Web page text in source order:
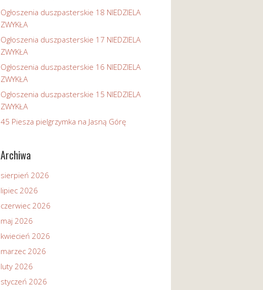
Ogłoszenia duszpasterskie 18 NIEDZIELA
ZWYKŁA
Ogłoszenia duszpasterskie 17 NIEDZIELA
ZWYKŁA
Ogłoszenia duszpasterskie 16 NIEDZIELA
ZWYKŁA
Ogłoszenia duszpasterskie 15 NIEDZIELA
ZWYKŁA
45 Piesza pielgrzymka na Jasną Górę
Archiwa
sierpień 2026
lipiec 2026
czerwiec 2026
maj 2026
kwiecień 2026
marzec 2026
luty 2026
styczeń 2026